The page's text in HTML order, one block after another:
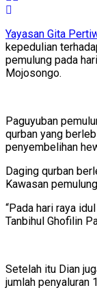
Yayasan Gita
kepedulian
pemulung pada
Mojosongo.
Paguyuban
qurban yang
penyembelihan
Daging qurban
Kawasan
“Pada hari raya
Tanbihul Ghofilin
Setelah itu Dian
jumlah penyaluran